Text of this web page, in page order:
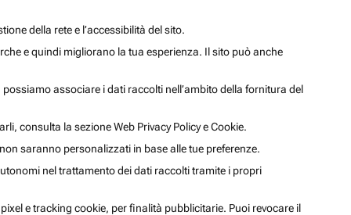
della rete e l’accessibilità del sito.
e quindi migliorano la tua esperienza. Il sito può anche
associare i dati raccolti nell’ambito della fornitura del
consulta la sezione Web Privacy Policy e Cookie.
saranno personalizzati in base alle tue preferenze.
nel trattamento dei dati raccolti tramite i propri
e tracking cookie, per finalità pubblicitarie. Puoi revocare il